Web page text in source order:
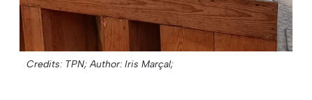
Credits: TPN; Author: Iris Marçal;